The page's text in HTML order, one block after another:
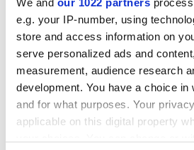
We and our 1022 partners
e.g. your IP-number, using
store and access information on
serve personalized ads and
measurement, audience research
development. You have a choice in
and for what purposes. Your
applicable on this digital property
Wellnessoasemit den
Marca Corona!
KontaktierenSie uns
Lesezeichen
DiesenArtikel
Newsletter-